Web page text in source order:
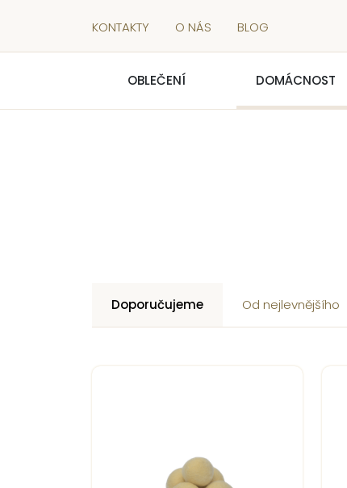
KONTAKTY O NÁS BLOG
OBLEČENÍ DOMÁCNOST
Doporučujeme Od nejlevnějšího